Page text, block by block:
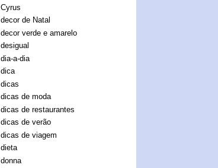
Cyrus
decor de Natal
decor verde e amarelo
desigual
dia-a-dia
dica
dicas
dicas de moda
dicas de restaurantes
dicas de verão
dicas de viagem
dieta
donna